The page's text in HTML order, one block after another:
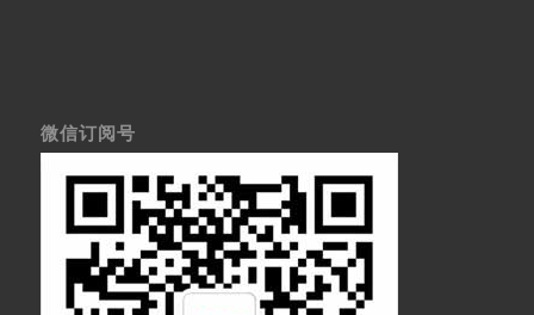
微信订阅号